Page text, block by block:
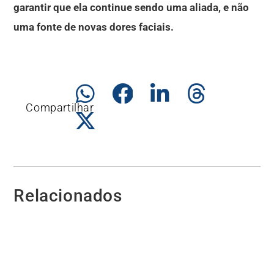
garantir que ela continue sendo uma aliada, e não
uma fonte de novas dores faciais.
Compartilhar
Relacionados